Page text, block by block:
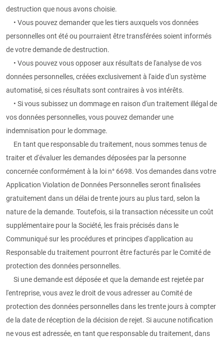
destruction que nous avons choisie.
• Vous pouvez demander que les tiers auxquels vos données
personnelles ont été ou pourraient être transférées soient informés
de votre demande de destruction.
• Vous pouvez vous opposer aux résultats de l'analyse de vos
données personnelles, créées exclusivement à l'aide d'un système
automatisé, si ces résultats sont contraires à vos intérêts.
• Si vous subissez un dommage en raison d'un traitement illégal de
vos données personnelles, vous pouvez demander une
indemnisation pour le dommage.
En tant que responsable du traitement, nous sommes tenus de
traiter et d'évaluer les demandes déposées par la personne
concernée conformément à la loi n° 6698. Vos demandes dans votre
Application Violation de Données Personnelles seront finalisées
gratuitement dans un délai de trente jours au plus tard, selon la
nature de la demande. Toutefois, si la transaction nécessite un coût
supplémentaire pour la Société, les frais précisés dans le
Communiqué sur les procédures et principes d'application au
Responsable du traitement pourront être facturés par le Comité de
protection des données personnelles.
Si une demande est déposée et que la demande est rejetée par
l'entreprise, vous avez le droit de vous adresser au Comité de
protection des données personnelles dans les trente jours à compter
de la date de réception de la décision de rejet. Si aucune notification
ne vous est adressée, en tant que responsable du traitement, dans